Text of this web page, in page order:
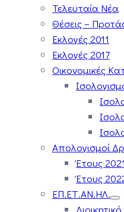
Τελευταία Νέα
Θέσεις –
Εκλογές 2011
Εκλογές 2017
Οικονομικές
Απολογισμοί
Έτους 2021
Έτους
ΕΠ.ΕΤ.ΑΝ.ΗΛ.